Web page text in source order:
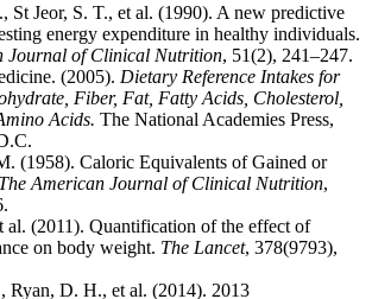
Jeor, S. T., et al. (1990). A new predictive
energy expenditure in healthy individuals.
Journal of Clinical Nutrition, 51(2), 241–247.
(2005). Dietary Reference Intakes for
Fiber, Fat, Fatty Acids, Cholesterol,
Acids. The National Academies Press,
(1958). Caloric Equivalents of Gained or
The American Journal of Clinical Nutrition,
(2011). Quantification of the effect of
on body weight. The Lancet, 378(9793),
Ryan, D. H., et al. (2014). 2013